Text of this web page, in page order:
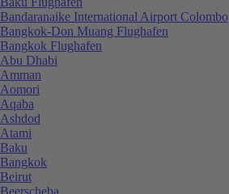
Bandaranaike International Airport Colombo
Bangkok-Don Muang Flughafen
Bangkok Flughafen
Abu Dhabi
Amman
Aomori
Aqaba
Ashdod
Atami
Baku
Bangkok
Beirut
Beerscheba